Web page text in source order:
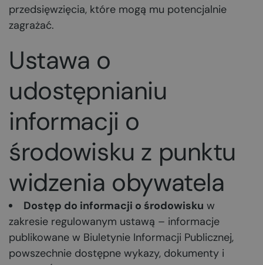
przedsięwzięcia, które mogą mu potencjalnie
zagrażać.
Ustawa o
udostępnianiu
informacji o
środowisku z punktu
widzenia obywatela
Dostęp do informacji o środowisku w
zakresie regulowanym ustawą – informacje
publikowane w Biuletynie Informacji Publicznej,
powszechnie dostępne wykazy, dokumenty i